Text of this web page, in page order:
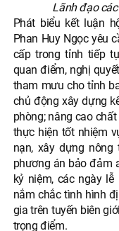
Lãnh đạo
Phát biểu kết luận
Phan Huy Ngọc yêu
cấp trong tỉnh tiếp
quan điểm, nghị
tham mưu cho tỉnh
chủ động xây dựng
phòng; nâng cao
thực hiện tốt nhiệm
nạn, xây dựng
phương án bảo đảm
kỷ niệm, các ngày
nắm chắc tình hình
gia trên tuyến biên
trọng điểm.